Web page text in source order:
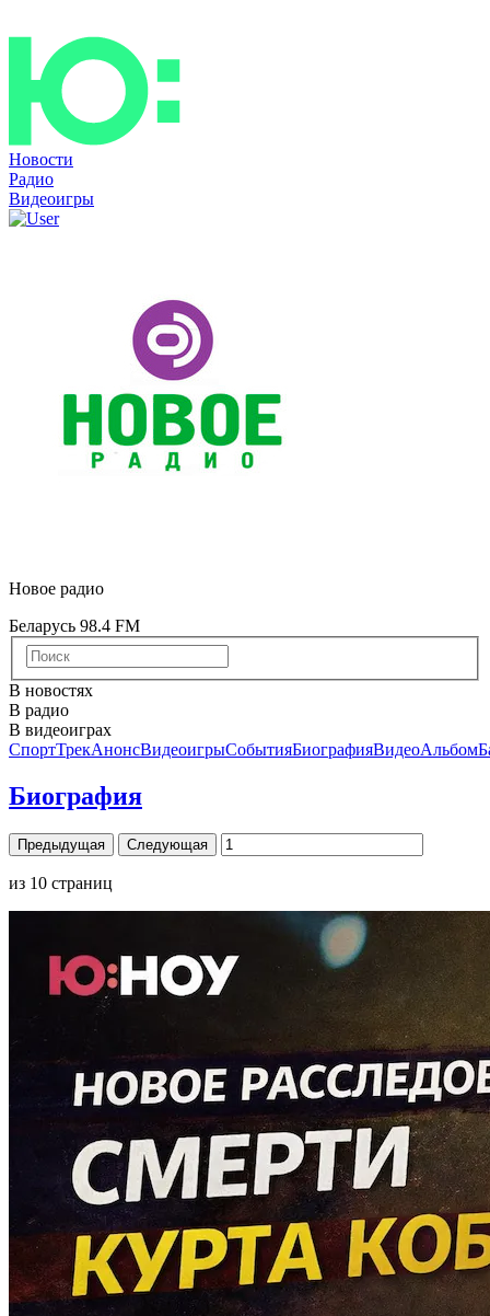
Новости
Радио
Видеоигры
Новое радио
Беларусь 98.4 FM
В новостях
В радио
В видеоиграх
СпортТрекАнонсВидеоигрыСобытияБиографияВидеоАльбом
Биография
Предыдущая Следующая
из 10 страниц